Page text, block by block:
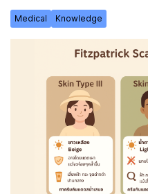
Medical Knowledge